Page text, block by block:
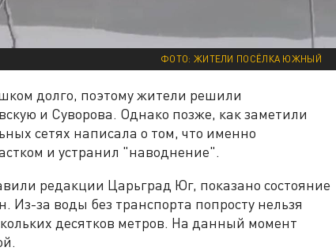
ФОТО: ЖИТЕЛИ ПОСЁЛКА ЮЖНЫЙ
долго, поэтому жители решили
и Суворова. Однако позже, как заметили
сетях написала о том, что именно
и устранил "наводнение".
редакции Царьград Юг, показано состояние
за воды без транспорта попросту нельзя
десятков метров. На данный момент